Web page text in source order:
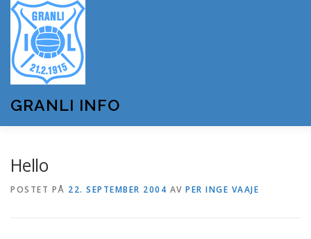
innhold
GRANLI INFO
Hello
POSTET PÅ 22. SEPTEMBER 2004 AV PER INGE VAAJE